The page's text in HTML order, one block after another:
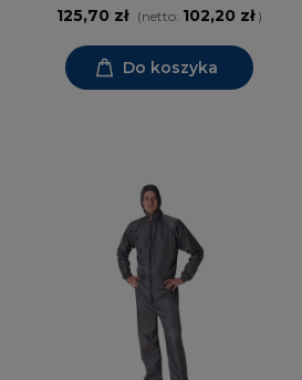
125,70 zł
(netto: 102,20 zł)
Do koszyka